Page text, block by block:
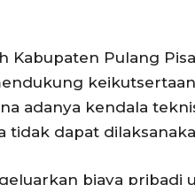
Kabupaten Pulang
adanya kendala
tidak dapat
biaya pribadi